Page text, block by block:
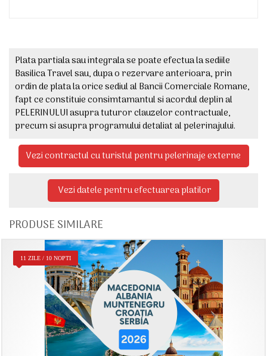
Plata partiala sau integrala se poate efectua la sediile
Basilica Travel sau, dupa o rezervare anterioara, prin
ordin de plata la orice sediul al Bancii Comerciale Romane,
fapt ce constituie consimtamantul si acordul deplin al
PELERINULUI asupra tuturor clauzelor contractuale,
precum si asupra programului detaliat al pelerinajului.
Vezi contractul cu turistul pentru pelerinaje externe
Vezi datele pentru efectuarea platilor
PRODUSE SIMILARE
11 ZILE / 10 NOPTI